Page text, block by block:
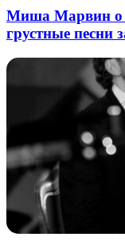
Миша Марвин о
грустные песни